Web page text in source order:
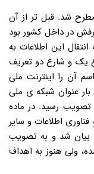
ی این طرح تقریباً از اوایل دهه ی ۸۰ مطرح شد. قبل تر از آن
در داخل کشور بود
این اطلاعات به
یک و شارع دو تعریف
آن را اینترنت ملی
سال ۱۳۸۹ برای اولین بار عنوان شبکه ی ملی
تصویب رسید. در ماده
و فناوری اطلاعات و سایر
بیان شد و به تصویب
ولی هنوز به اهداف